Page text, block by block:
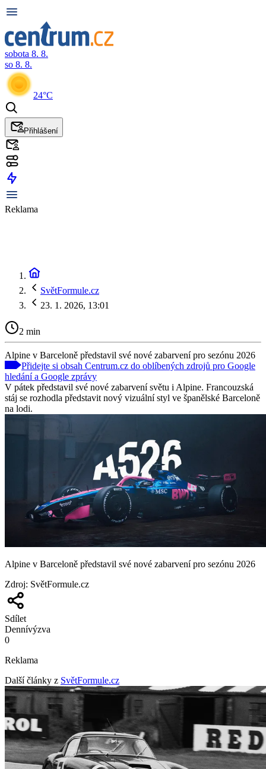
sobota 8. 8.
so 8. 8.
24°C
Přihlášení
Reklama
SvětFormule.cz
23. 1. 2026, 13:01
2 min
Alpine v Barceloně představil své nové zabarvení pro sezónu 2026
Přidejte si obsah Centrum.cz do oblíbených zdrojů pro Google
hledání a Google zprávy
V pátek představil své nové zabarvení světu i Alpine. Francouzská
stáj se rozhodla představit nový vizuální styl ve španělské Barceloně
na lodi.
Alpine v Barceloně představil své nové zabarvení pro sezónu 2026
Zdroj: SvětFormule.cz
Sdílet
Dennívýzva
0
Reklama
Další články z SvětFormule.cz